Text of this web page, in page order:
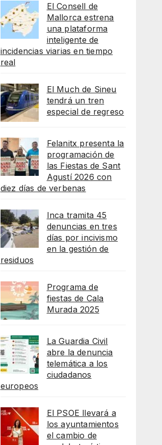
El Consell de
Mallorca estrena
una plataforma
inteligente de
incidencias viarias en tiempo
real
El Much de Sineu
tendrá un tren
especial de regreso
Felanitx presenta la
programación de
las Fiestas de Sant
Agustí 2026 con
diez días de verbenas
Inca tramita 45
denuncias en tres
días por incivismo
en la gestión de
residuos
Programa de
fiestas de Cala
Murada 2025
La Guardia Civil
abre la denuncia
telemática a los
ciudadanos
europeos
El PSOE llevará a
los ayuntamientos
el cambio de